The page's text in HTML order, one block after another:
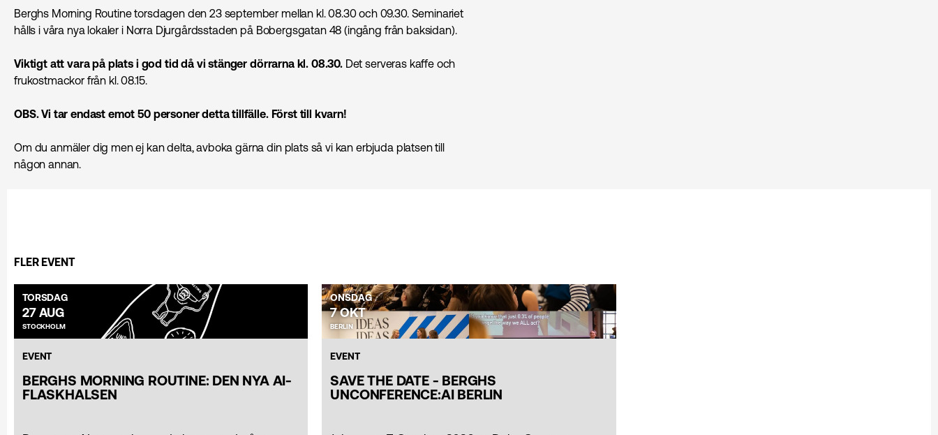
Berghs Morning Routine torsdagen den 23 september mellan kl. 08.30 och 09.30. Seminariet
hålls i våra nya lokaler i Norra Djurgårdsstaden på Bobergsgatan 48 (ingång från baksidan).
Viktigt att vara på plats i god tid då vi stänger dörrarna kl. 08.30.Det serveras kaffe och
frukostmackor från kl. 08.15.
OBS. Vi tar endast emot 50 personer detta tillfälle. Först till kvarn!
Om du anmäler dig men ej kan delta, avboka gärna din plats så vi kan erbjuda platsen till
någon annan.
FLER EVENT
TORSDAG
27 AUG
STOCKHOLM
EVENT
BERGHS MORNING ROUTINE: DEN NYA AI-
FLASKHALSEN
ONSDAG
7 OKT
BERLIN
EVENT
SAVE THE DATE - BERGHS
UNCONFERENCE:AI BERLIN